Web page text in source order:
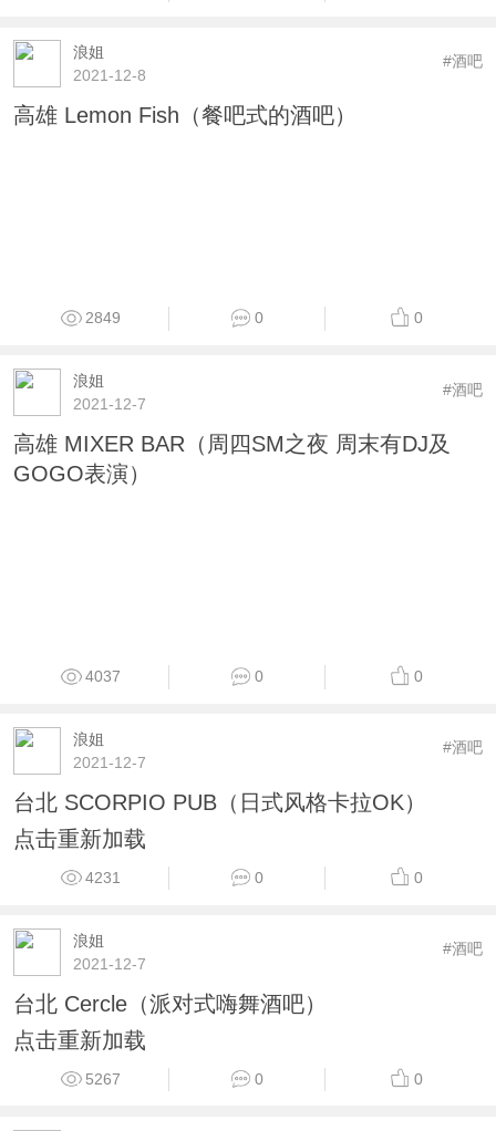
浪姐
2021-12-8
#酒吧
高雄 Lemon Fish（餐吧式的酒吧）
2849 0 0
浪姐
2021-12-7
#酒吧
高雄 MIXER BAR（周四SM之夜 周末有DJ及
GOGO表演）
4037 0 0
浪姐
2021-12-7
#酒吧
台北 SCORPIO PUB（日式风格卡拉OK）
点击重新加载
4231 0 0
浪姐
2021-12-7
#酒吧
台北 Cercle（派对式嗨舞酒吧）
点击重新加载
5267 0 0